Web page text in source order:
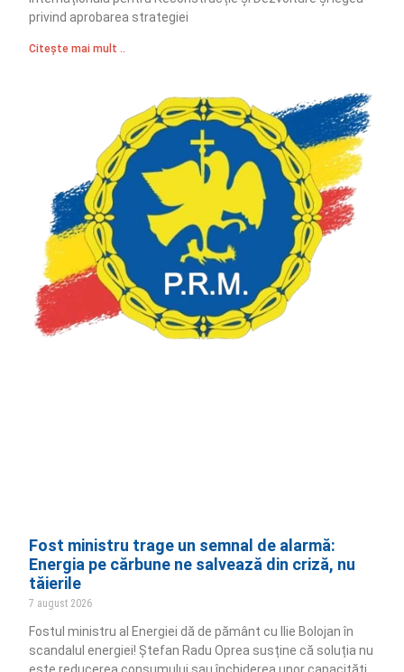
privind aprobarea strategiei
Citește mai mult ..
Fost ministru trage un semnal de alarmă:
Energia pe cărbune ne salvează din criză, nu
tăierile
7 august 2026
Fostul ministru al Energiei dă de pământ cu Ilie Bolojan în
scandalul energiei! Ștefan Radu Oprea susține că soluția nu